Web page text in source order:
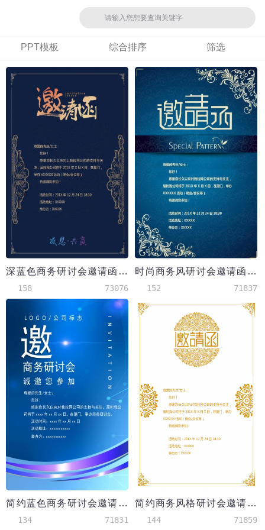
PPT模板 综合排序 筛选
深蓝色商务研讨会邀请函Word模板
158 73076
时尚商务风研讨会邀请函Word模板
152 71837
简约蓝色商务研讨会邀请函Word模板
134 71831
简约商务风格研讨会邀请函Word模板
144 71859